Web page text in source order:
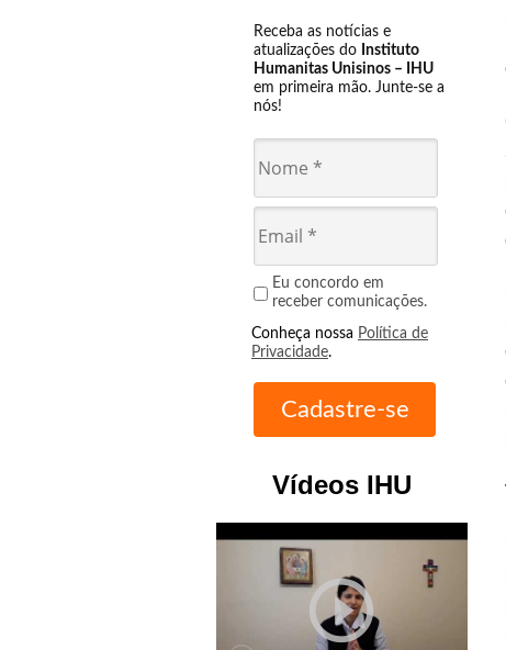
Receba as notícias e
atualizações do Instituto
Humanitas Unisinos – IHU
em primeira mão. Junte-se a
nós!
Eu concordo em
receber comunicações.
Conheça nossa Política de
Privacidade.
Vídeos IHU
play_circle_outline